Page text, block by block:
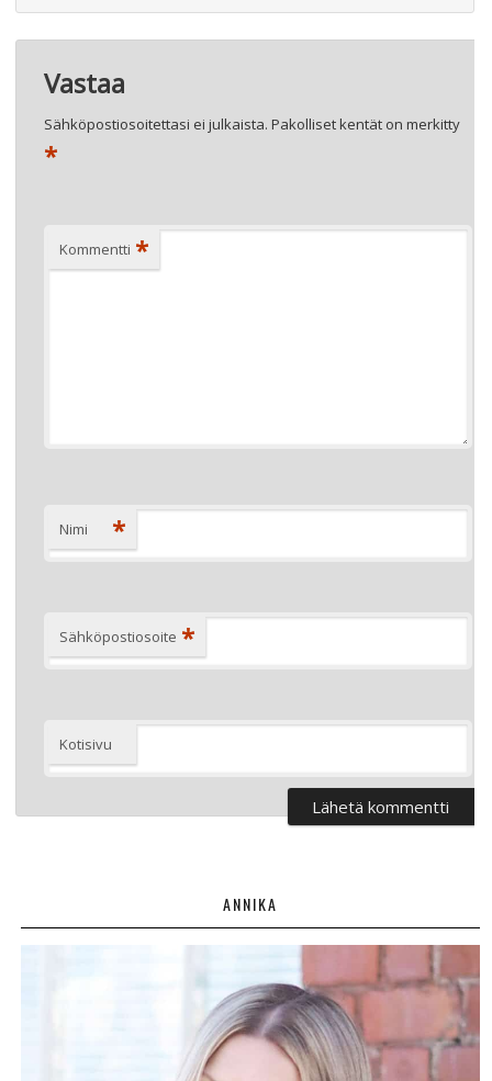
Vastaa
Sähköpostiosoitettasi ei julkaista. Pakolliset kentät on merkitty
*
Kommentti *
Nimi *
Sähköpostiosoite *
Kotisivu
ANNIKA